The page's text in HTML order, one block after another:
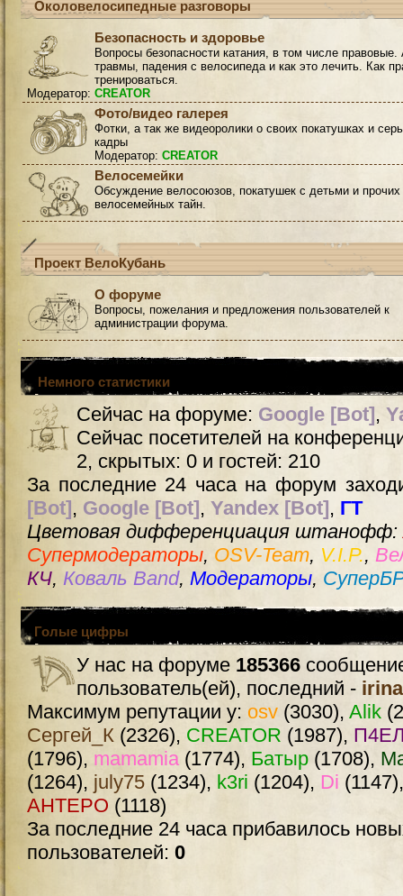
Околовелосипедные разговоры
Безопасность и здоровье
Вопросы безопасности катания, в том числе правовые.
травмы, падения с велосипеда и как это лечить. Как
тренироваться.
Модератор: CREATOR
Фото/видео галерея
Фотки, а так же видеоролики о своих покатушках и
кадры
Модератор: CREATOR
Велосемейки
Обсуждение велосоюзов, покатушек с детьми и прочих
велосемейных тайн.
Проект ВелоКубань
О форуме
Вопросы, пожелания и предложения пользователей к
администрации форума.
Немного статистики
Сейчас на форуме: Google [Bot],
Сейчас посетителей на
2, скрытых: 0 и гостей: 210
За последние 24 часа на форум
[Bot], Google [Bot], Yandex [Bot], ГТ
Цветовая дифференциация штанофф:
Супермодераторы, OSV-Team, V.I.P.,
КЧ, Коваль Band, Модераторы,
Голые цифры
У нас на форуме 185366
пользователь(ей), последний -
Максимум репутации у: osv (3030), Alik
Сергей_К (2326), CREATOR (1987),
(1796), mamamia(1774), Батыр (1708),
(1264), july75 (1234), k3ri (1204), Di
AHTEPO (1118)
За последние 24 часа прибавилось
пользователей: 0